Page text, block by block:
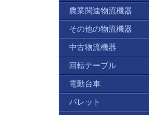
農業関連物流機器
その他の物流機器
中古物流機器
回転テーブル
電動台車
パレット